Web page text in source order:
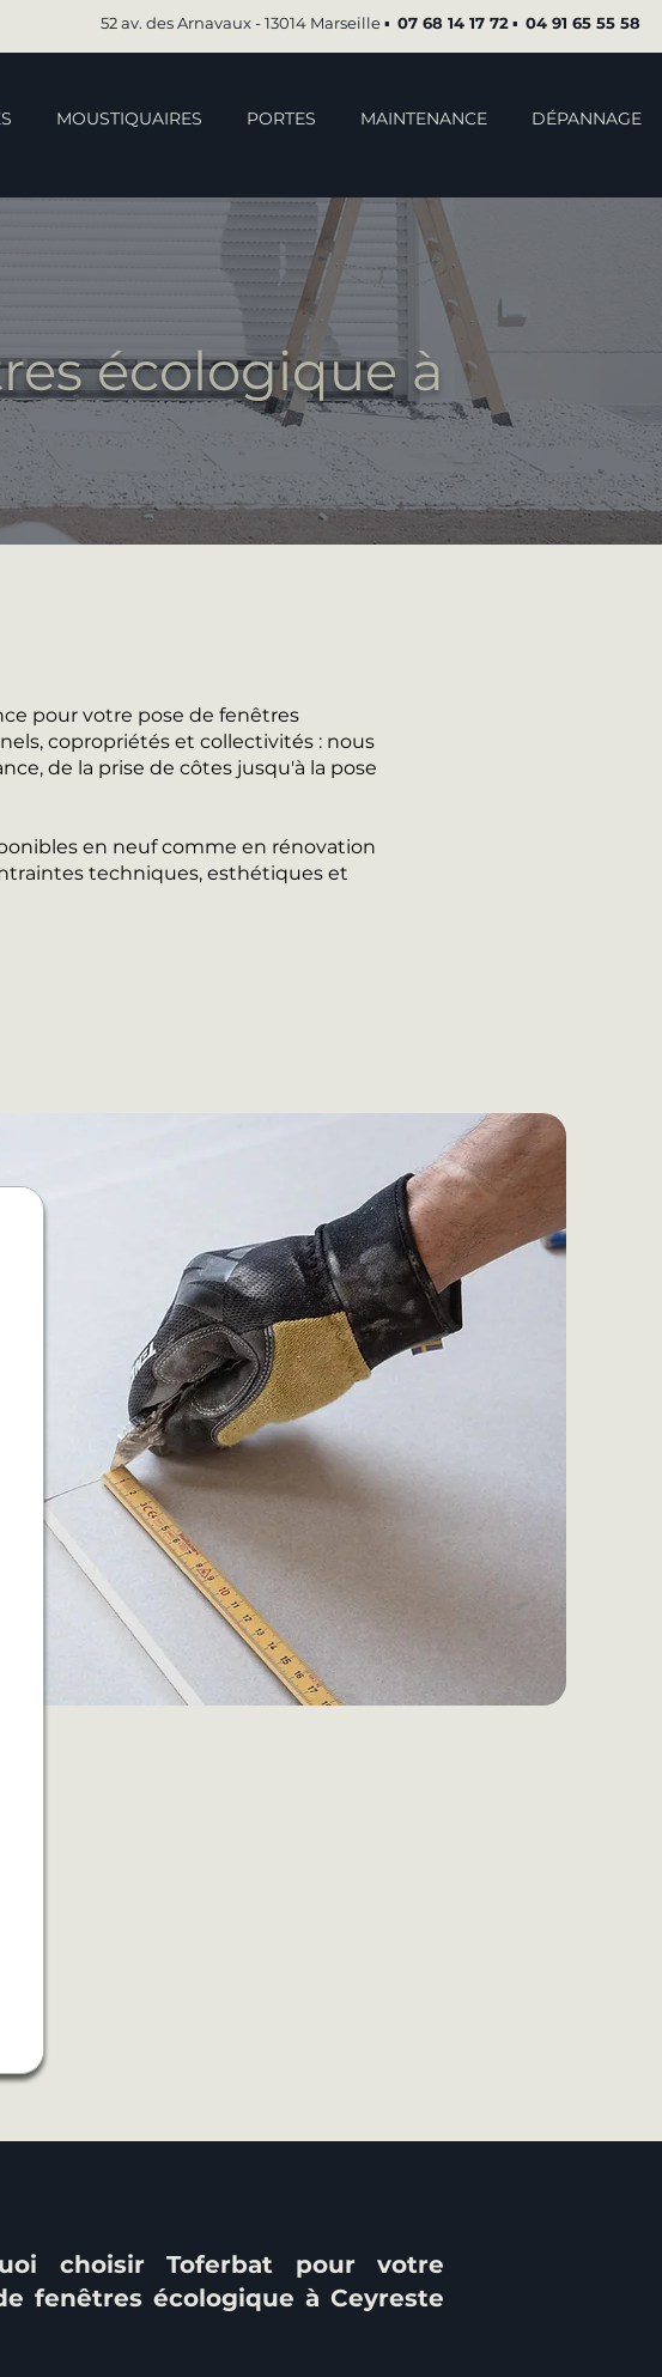
52 av. des Arnavaux - 13014 Marseille ▪︎ 07 68 14 17 72▪︎ 04 91 65 55 58
MOUSTIQUAIRES PORTES MAINTENANCE DÉPANNAGE
écologique à
pour votre pose de fenêtres
copropriétés et collectivités : nous
de la prise de côtes jusqu'à la pose
en neuf comme en rénovation
techniques, esthétiques et
choisir Toferbat pour votre
fenêtres écologique à Ceyreste